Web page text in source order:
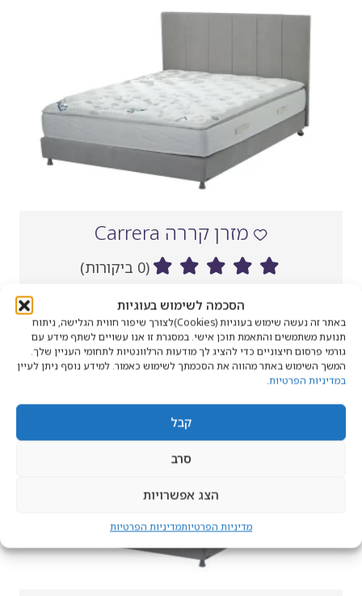
הסכמה לשימוש בעוגיות
באתר זה נעשה שימוש בעוגיות (Cookies)לצורך שיפור חווית הגלישה, ניתוח
תנועת משתמשים והתאמת תוכן אישי. במסגרת זו אנו עשויים לשתף מידע עם
גורמי פרסום חיצוניים כדי להציג לך מודעות הרלוונטיות לתחומי העניין שלך.
המשך השימוש באתר מהווה את הסכמתך לשימוש כאמור. למידע נוסף ניתן לעיין
במדיניות הפרטיות.
קבל
סרב
הצג אפשרויות
מדיניות הפרטיותמדיניות הפרטיות
מזרן קררה Carrera
(0 ביקורות)
החל מ-
נוכחי
לרכישה